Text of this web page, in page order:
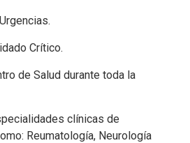
Crítico.
de Salud durante toda la
clínicas de
Reumatología, Neurología